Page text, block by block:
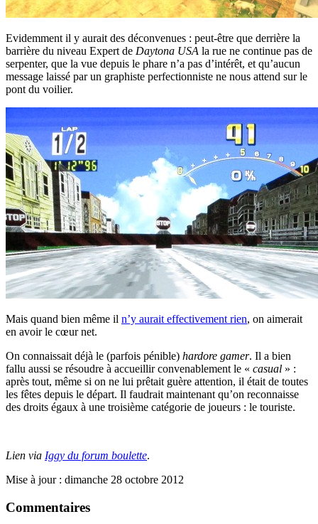
Evidemment il y aurait des déconvenues : peut-être que derrière la
barrière du niveau Expert de Daytona USA la rue ne continue pas de
serpenter, que la vue depuis le phare n’a pas d’intérêt, et qu’aucun
message laissé par un graphiste perfectionniste ne nous attend sur le
pont du voilier.
Mais quand bien même il n’y aurait effectivement rien, on aimerait
en avoir le cœur net.
On connaissait déjà le (parfois pénible) hardore gamer. Il a bien
fallu aussi se résoudre à accueillir convenablement le « casual » :
après tout, même si on ne lui prêtait guère attention, il était de toutes
les fêtes depuis le départ. Il faudrait maintenant qu’on reconnaisse
des droits égaux à une troisième catégorie de joueurs : le touriste.
Lien via Iggy du forum boulette.
Mise à jour : dimanche 28 octobre 2012
Commentaires